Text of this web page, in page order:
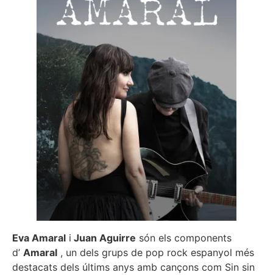
Eva Amaral i Juan Aguirre són els components
d’ Amaral , un dels grups de pop rock espanyol més
destacats dels últims anys amb cançons com Sin sin